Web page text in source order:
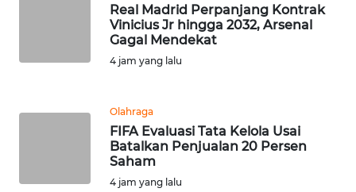
Real Madrid Perpanjang Kontrak
Vinicius Jr hingga 2032, Arsenal
Gagal Mendekat
4 jam yang lalu
Olahraga
FIFA Evaluasi Tata Kelola Usai
Batalkan Penjualan 20 Persen
Saham
4 jam yang lalu
WN
WN